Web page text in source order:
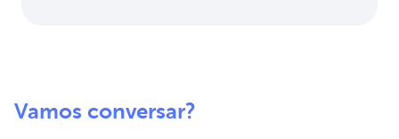
Vamos conversar?